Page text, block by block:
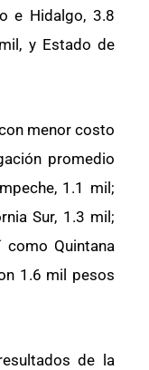
e Hidalgo, 3.8
y Estado de
menor costo
promedio
1.1 mil;
Sur, 1.3 mil;
Quintana
1.6 mil pesos
de la